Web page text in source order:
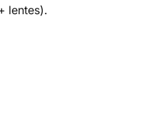
lentes).